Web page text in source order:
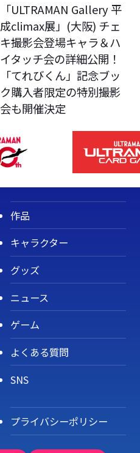
「ULTRAMAN Gallery 平
成climax展」(大阪) チェ
キ撮影会登場キャラ＆ハ
イタッチ会の詳細公開！
「てれびくん」記念ブッ
ク購入者限定の特別撮影
会も開催決定
作品
キャラクター
グッズ
ニュース
ゲーム
よくある質問
SNS
プライバシーポリシー